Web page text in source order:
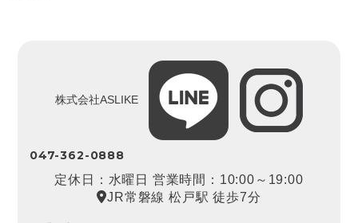
株式会社ASLIKE
047-362-0888
定休日：水曜日 営業時間：10:00～19:00
JR常磐線 松戸駅 徒歩7分